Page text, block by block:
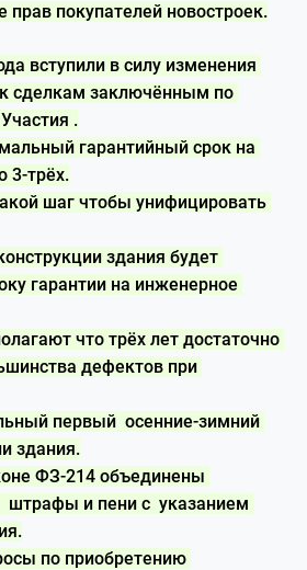
покупателей новостроек.
вступили в силу изменения
сделкам заключённым по
.
гарантийный срок на
3-трёх.
шаг чтобы унифицировать
здания будет
гарантии на инженерное
что трёх лет достаточно
дефектов при
первый  осенние-зимний
здания.
ФЗ-214 объединены
штрафы и пени с  указанием
по приобретению